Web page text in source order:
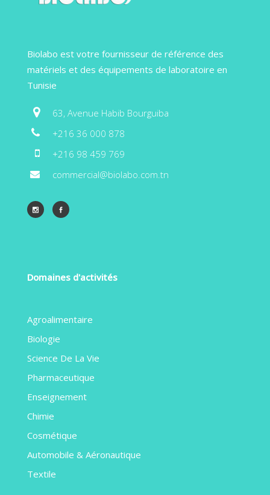
Biolabo est votre fournisseur de référence des
matériels et des équipements de laboratoire en
Tunisie
63, Avenue Habib Bourguiba
+216 36 000 878
+216 98 459 769
commercial@biolabo.com.tn
Domaines d'activités
Agroalimentaire
Biologie
Science De La Vie
Pharmaceutique
Enseignement
Chimie
Cosmétique
Automobile & Aéronautique
Textile